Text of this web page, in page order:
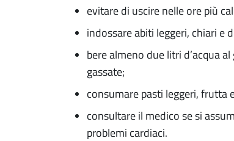
evitare di uscire nelle ore più
indossare abiti leggeri, chiari e
bere almeno due litri d’acqua
gassate;
consumare pasti leggeri, frutta
consultare il medico se si
problemi cardiaci.